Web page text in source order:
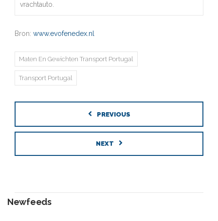
vrachtauto.
Bron: www.evofenedex.nl
Maten En Gewichten Transport Portugal
Transport Portugal
PREVIOUS
NEXT
Newfeeds